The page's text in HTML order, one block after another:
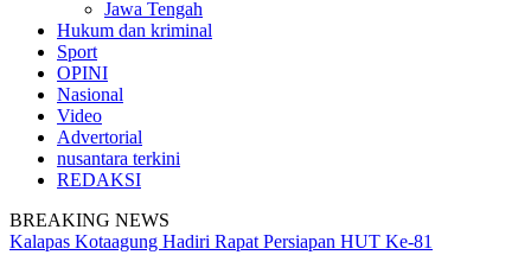
Jawa Tengah
Hukum dan kriminal
Sport
OPINI
Nasional
Video
Advertorial
nusantara terkini
REDAKSI
BREAKING NEWS
Kalapas Kotaagung Hadiri Rapat Persiapan HUT Ke-81